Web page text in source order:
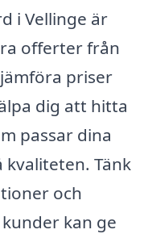
i Vellinge är
offerter från
priser
dig att hitta
passar dina
Tänk
och
kan ge